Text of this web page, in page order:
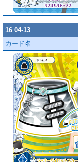
16 04-13
カード名